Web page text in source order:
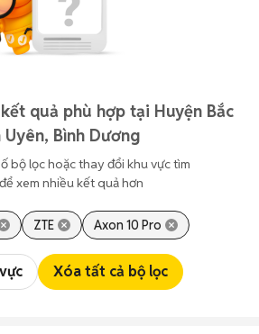
quả phù hợp tại Huyện Bắc
Uyên, Bình Dương
bộ lọc hoặc thay đổi khu vực tìm
xem nhiều kết quả hơn
ZTE Axon 10 Pro
Xóa tất cả bộ lọc